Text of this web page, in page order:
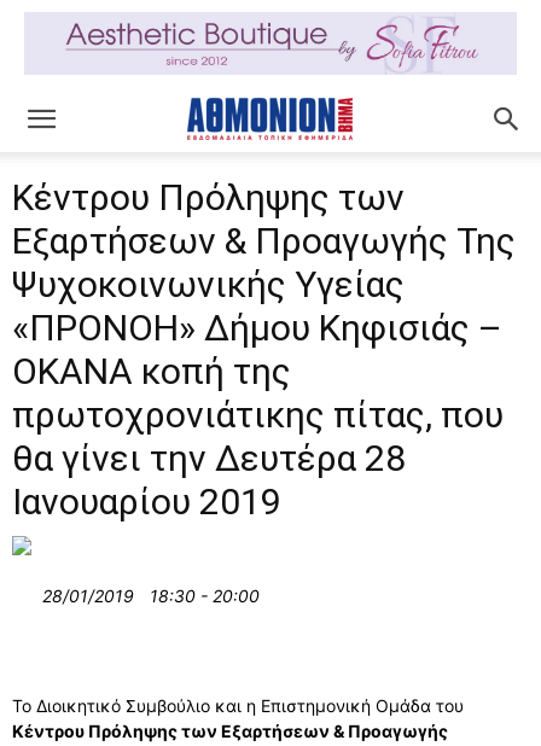
Κέντρου Πρόληψης των
Εξαρτήσεων & Προαγωγής Της
Ψυχοκοινωνικής Υγείας
«ΠΡΟΝΟΗ» Δήμου Κηφισιάς –
ΟΚΑΝΑ κοπή της
πρωτοχρονιάτικης πίτας, που
θα γίνει την Δευτέρα 28
Ιανουαρίου 2019
28/01/2019 18:30 - 20:00
Το Διοικητικό Συμβούλιο και η Επιστημονική Ομάδα του
Κέντρου Πρόληψης των Εξαρτήσεων & Προαγωγής